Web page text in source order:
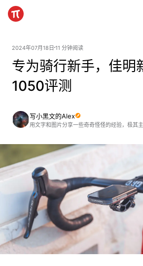
2024年07月18日 11 分钟阅读
专为骑行新手，佳明
1050评测
写小黑文的Alex